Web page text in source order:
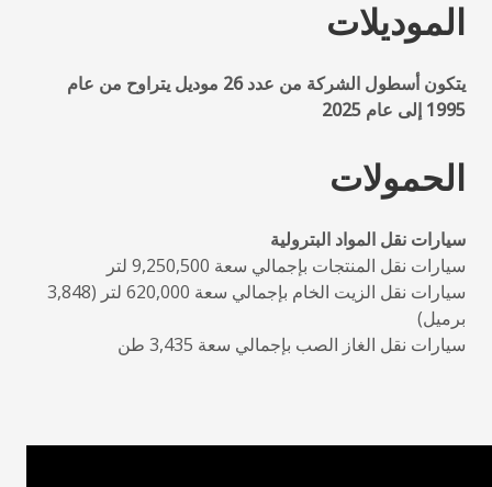
الموديلات
يتكون أسطول الشركة من عدد 26 موديل يتراوح من عام
1995 إلى عام 2025
الحمولات
سيارات نقل المواد البترولية
سيارات نقل المنتجات بإجمالي سعة 9,250,500 لتر
سيارات نقل الزيت الخام بإجمالي سعة 620,000 لتر (3,848
برميل)
سيارات نقل الغاز الصب بإجمالي سعة 3,435 طن